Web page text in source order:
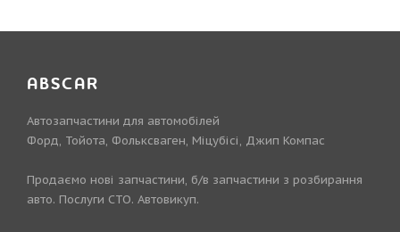
ABSCAR
Автозапчастини для автомобілей
Форд, Тойота, Фольксваген, Міцубісі, Джип Компас
Продаємо нові запчастини, б/в запчастини з розбирання
авто. Послуги СТО. Автовикуп.